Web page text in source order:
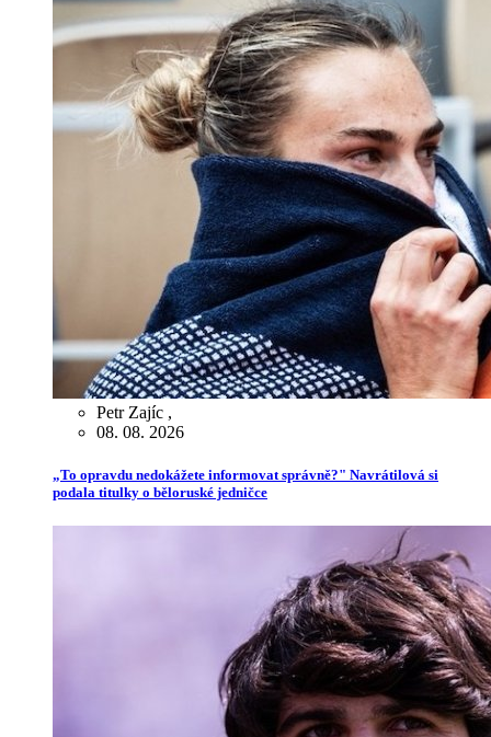
Petr Zajíc ,
08. 08. 2026
„To opravdu nedokážete informovat správně?" Navrátilová si
podala titulky o běloruské jedničce